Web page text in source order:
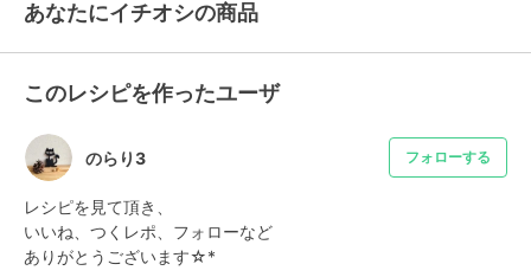
あなたにイチオシの商品
このレシピを作ったユーザ
のらり3 フォローする
レシピを見て頂き、
いいね、つくレポ、フォローなど
ありがとうございます☆*